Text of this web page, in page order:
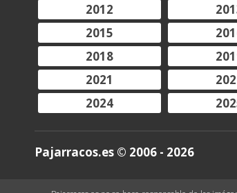
2012
2015
2018
2021
2024
Pajarracos.es © 2006 - 2026